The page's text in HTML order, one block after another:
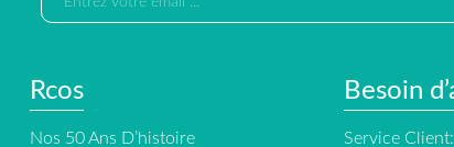
Rcos
Nos 50 Ans D’histoire
Besoin
Service